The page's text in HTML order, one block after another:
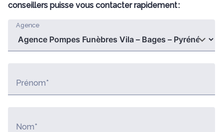
conseillers puisse vous contacter rapidement :
Agence
Prénom*
Nom*